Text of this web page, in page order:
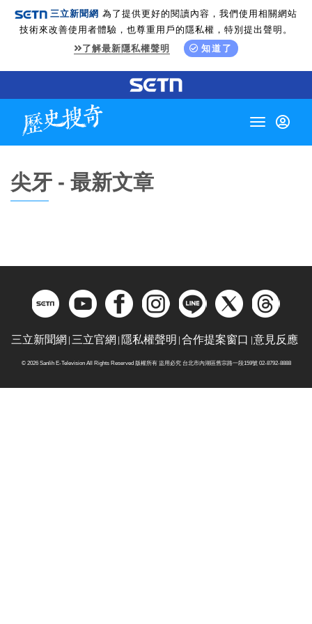
三立新聞網 為了提供更好的閱讀內容，我們使用相關網站
技術來改善使用者體驗，也尊重用戶的隱私權，特別提出聲明。
了解最新隱私權聲明
知道了
Toggle
尖牙 - 最新文章
三立新聞網 三立官網 隱私權聲明 合作提案窗口 意見反應
© 2026 Sanlih E-Television All Rights Reserved 版權所有 盜用必究 台北市內湖區舊宗路一段159號 02-8792-8888